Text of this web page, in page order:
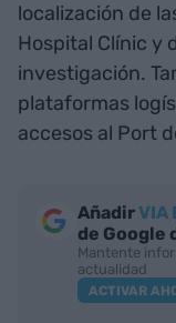
localización de
Hospital Clínic y
investigación.
plataformas
accesos al Port
AñadirVIA
de Google
Mantente
actualidad
ACTIVAR